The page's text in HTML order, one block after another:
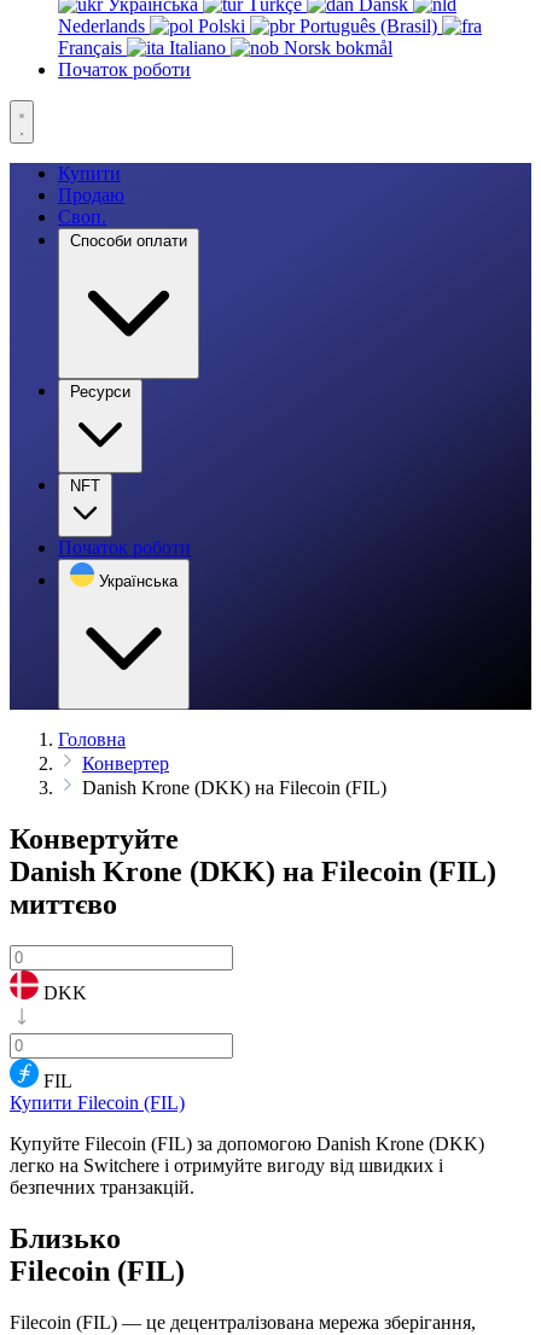
Українська
Türkçe
Dansk
Nederlands
Polski
Português (Brasil)
Français
Italiano
Norsk bokmål
Початок роботи
Купити
Продаю
Своп.
Способи оплати
Ресурси
NFT
Початок роботи
Українська
Головна
Конвертер
Danish Krone (DKK) на Filecoin (FIL)
Конвертуйте
Danish Krone (DKK) на Filecoin (FIL)
миттєво
DKK
FIL
Купити Filecoin (FIL)
Купуйте Filecoin (FIL) за допомогою Danish Krone (DKK)
легко на Switchere і отримуйте вигоду від швидких і
безпечних транзакцій.
Близько
Filecoin (FIL)
Filecoin (FIL) — це децентралізована мережа зберігання,